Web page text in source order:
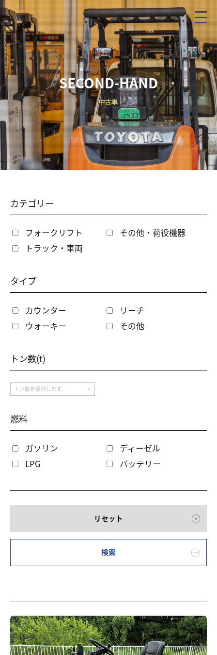
SECOND-HAND
中古車
カテゴリー
フォークリフト
その他・荷役機器
トラック・車両
タイプ
カウンター
リーチ
ウォーキー
その他
トン数(t)
燃料
ガソリン
ディーゼル
LPG
バッテリー
リセット
検索